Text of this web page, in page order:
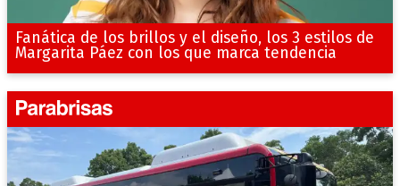
Fanática de los brillos y el diseño, los 3 estilos de
Margarita Páez con los que marca tendencia